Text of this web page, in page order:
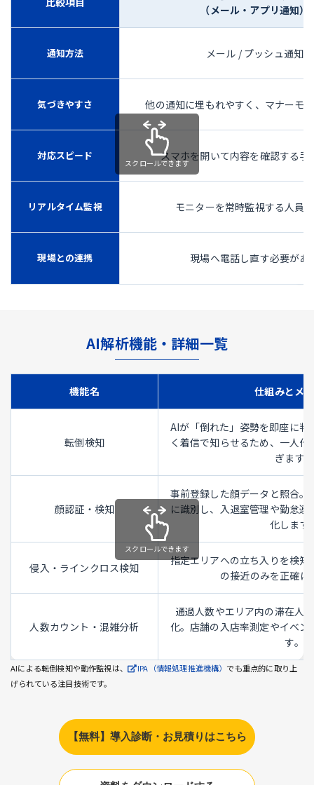
（メール・アプリ通知）
通知方法 メール / プッシュ通知
気づきやすさ 他の通知に埋もれやすく、マナーモ
対応スピード スマホを開いて内容を確認する手
リアルタイム監視 モニターを常時監視する人員
現場との連携 現場へ電話し直す必要があ
AI解析機能・詳細一覧
機能名 仕組みとメ
転倒検知
AIが「倒れた」姿勢を即座に判
く着信で知らせるため、一人
ぎます。
顔認証・検知
事前登録した顔データと照合
に識別し、入退室管理や勤怠
化します
侵入・ラインクロス検知
指定エリアへの立ち入りを検
の接近のみを正確に
人数カウント・混雑分析
通過人数やエリア内の滞在人
化。店舗の入店率測定やイベ
す。
AIによる転倒検知や動作監視は、 IPA（情報処理推進機構） でも重点的に取り上
げられている注目技術です。
【無料】導入診断・お見積りはこちら